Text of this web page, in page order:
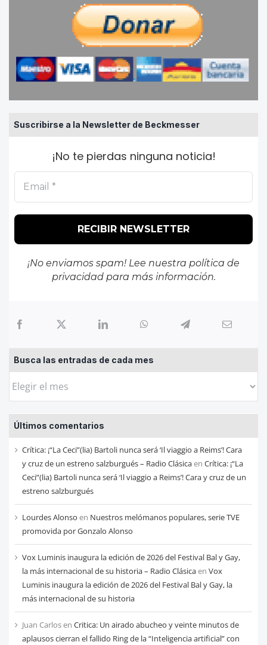
Suscribirse a la Newsletter de Beckmesser
¡No te pierdas ninguna noticia!
¡No enviamos spam! Lee nuestra política de
privacidadpara más información.
Busca las entradas de cada mes
Busca
entradas
de
cada
mes
Últimos comentarios
Crítica: ¡“La Ceci”(lia) Bartoli nunca será ‘Il viaggio a Reims’! Cara
y cruz de un estreno salzburgués – Radio Clásicaen Crítica: ¡“La
Ceci”(lia) Bartoli nunca será ‘Il viaggio a Reims’! Cara y cruz de un
estreno salzburgués
Lourdes Alonso en Nuestros melómanos populares, serie TVE
promovida por Gonzalo Alonso
Vox Luminis inaugura la edición de 2026 del Festival Bal y Gay,
la más internacional de su historia – Radio Clásicaen Vox
Luminis inaugura la edición de 2026 del Festival Bal y Gay, la
más internacional de su historia
Juan Carlosen Critica: Un airado abucheo y veinte minutos de
aplausos cierran el fallido Ring de la “Inteligencia artificial” con